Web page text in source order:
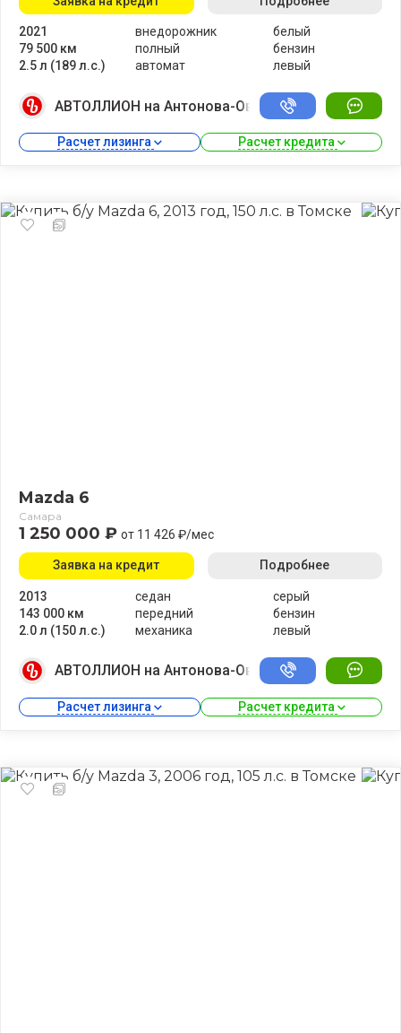
2021
79 500 км
2.5 л (189 л.с.)
внедорожник
полный
автомат
белый
бензин
левый
АВТОЛЛИОН на Антонова-Овсеенко
Расчет лизинга Расчет кредита
Mazda 6
Самара
1 250 000 ₽ от 11 426 ₽/мес
2013
143 000 км
2.0 л (150 л.с.)
седан
передний
механика
серый
бензин
левый
Заявка на кредит Подробнее
АВТОЛЛИОН на Антонова-Овсеенко
Расчет лизинга Расчет кредита